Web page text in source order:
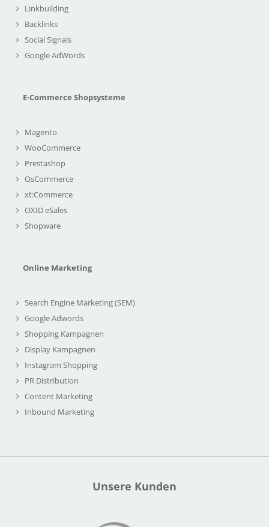
Linkbuilding
Backlinks
Social Signals
Google AdWords
E-Commerce Shopsysteme
Magento
WooCommerce
Prestashop
OsCommerce
xt:Commerce
OXID eSales
Shopware
Online Marketing
Search Engine Marketing (SEM)
Google Adwords
Shopping Kampagnen
Display Kampagnen
Instagram Shopping
PR Distribution
Content Marketing
Inbound Marketing
Unsere Kunden